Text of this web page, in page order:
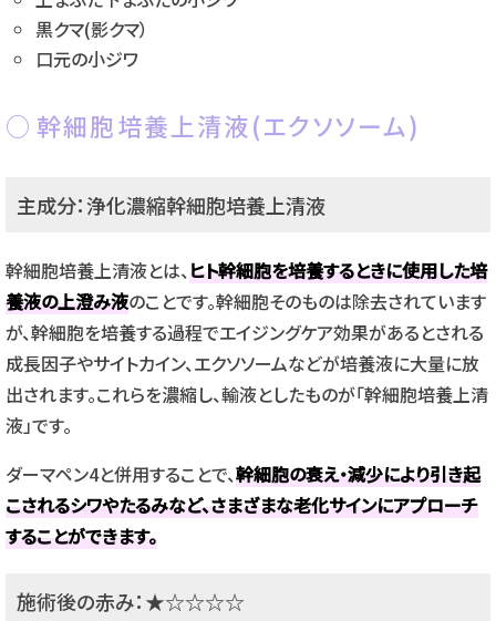
黒クマ(影クマ）
口元の小ジワ
幹細胞培養上清液(エクソソーム)
主成分：浄化濃縮幹細胞培養上清液
幹細胞培養上清液とは、ヒト幹細胞を培養するときに使用した培
養液の上澄み液のことです。幹細胞そのものは除去されています
が、幹細胞を培養する過程でエイジングケア効果があるとされる
成長因子やサイトカイン、エクソソームなどが培養液に大量に放
出されます。これらを濃縮し、輸液としたものが「幹細胞培養上清
液」です。
ダーマペン4と併用することで、幹細胞の衰え・減少により引き起
こされるシワやたるみなど、さまざまな老化サインにアプローチ
することができます。
施術後の赤み：★☆☆☆☆